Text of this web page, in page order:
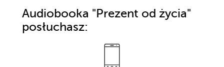
Audiobooka "Prezent od życia"
posłuchasz: